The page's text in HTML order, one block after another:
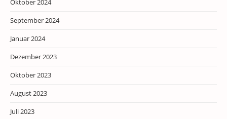
September 2024
Januar 2024
Dezember 2023
Oktober 2023
August 2023
Juli 2023